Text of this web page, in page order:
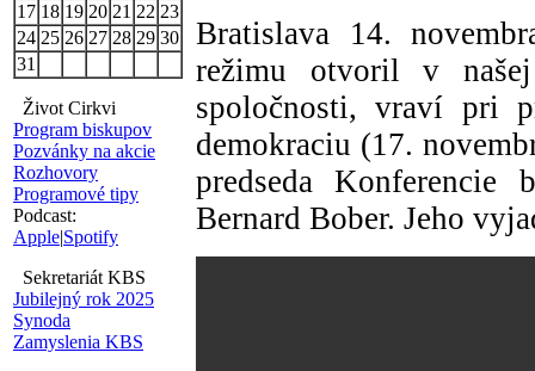
17 18 19 20 21 22 23
24 25 26 27 28 29 30
31
Život Cirkvi
Program biskupov
Pozvánky na akcie
Rozhovory
Programové tipy
Podcast:
Apple|Spotify
Sekretariát KBS
Jubilejný rok 2025
Synoda
Zamyslenia KBS
Bratislava 14.
režimu otvoril v
spoločnosti, vraví pri
demokraciu (17.
predseda Konferencie
Bernard Bober. Jeho